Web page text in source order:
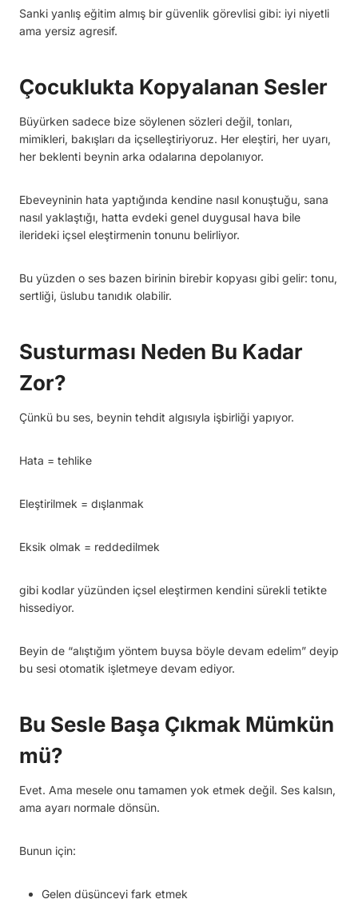
Sanki yanlış eğitim almış bir güvenlik görevlisi gibi: iyi niyetli
ama yersiz agresif.
Çocuklukta Kopyalanan Sesler
Büyürken sadece bize söylenen sözleri değil, tonları,
mimikleri, bakışları da içselleştiriyoruz. Her eleştiri, her uyarı,
her beklenti beynin arka odalarına depolanıyor.
Ebeveyninin hata yaptığında kendine nasıl konuştuğu, sana
nasıl yaklaştığı, hatta evdeki genel duygusal hava bile
ilerideki içsel eleştirmenin tonunu belirliyor.
Bu yüzden o ses bazen birinin birebir kopyası gibi gelir: tonu,
sertliği, üslubu tanıdık olabilir.
Susturması Neden Bu Kadar
Zor?
Çünkü bu ses, beynin tehdit algısıyla işbirliği yapıyor.
Hata = tehlike
Eleştirilmek = dışlanmak
Eksik olmak = reddedilmek
gibi kodlar yüzünden içsel eleştirmen kendini sürekli tetikte
hissediyor.
Beyin de “alıştığım yöntem buysa böyle devam edelim” deyip
bu sesi otomatik işletmeye devam ediyor.
Bu Sesle Başa Çıkmak Mümkün
mü?
Evet. Ama mesele onu tamamen yok etmek değil. Ses kalsın,
ama ayarı normale dönsün.
Bunun için:
Gelen düşünceyi fark etmek